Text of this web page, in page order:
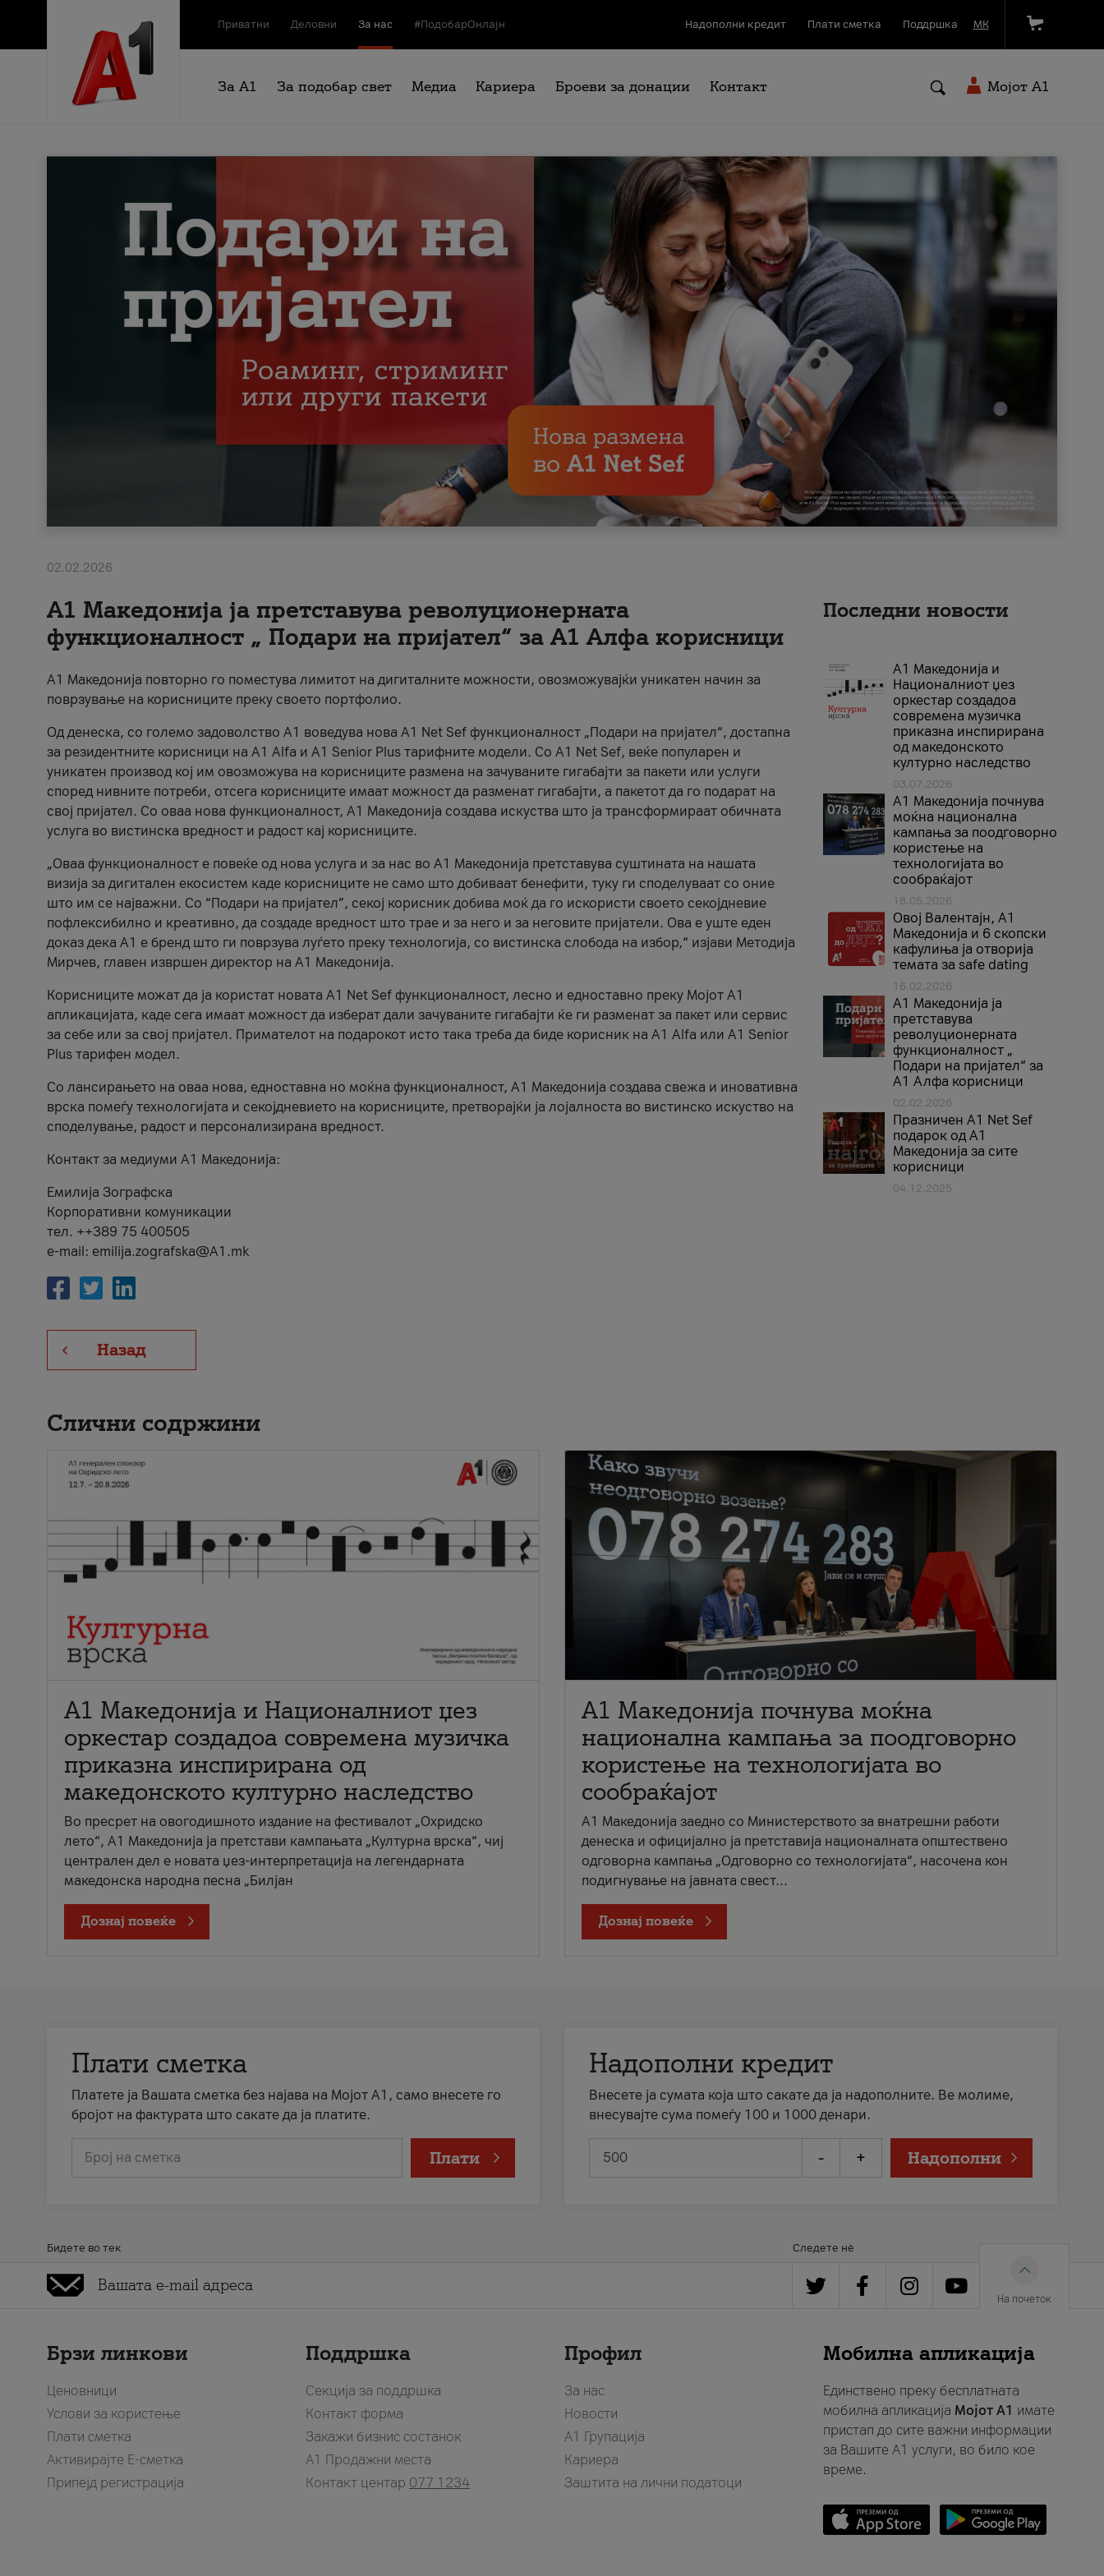
Приватни Деловни За нас #ПодобарОнлајн Надополни кредит Плати сметка Поддршка МК
За А1 За подобар свет Медиа Кариера Броеви за донации Контакт Мојот A1
02.02.2026
А1 Македонија ја претставува револуционерната
функционалност „ Подари на пријател“ за А1 Алфа корисници
А1 Македонија повторно го поместува лимитот на дигиталните можности, овозможувајќи уникатен начин за
поврзување на корисниците преку своето портфолио.
Од денеска, со големо задоволство А1 воведува нова A1 Net Sef функционалност „Подари на пријател“, достапна
за резидентните корисници на А1 Alfa и A1 Senior Plus тарифните модели. Со A1 Net Sef, веќе популарен и
уникатен производ кој им овозможува на корисниците размена на зачуваните гигабајти за пакети или услуги
според нивните потреби, отсега корисниците имаат можност да разменат гигабајти, а пакетот да го подарат на
свој пријател. Со оваа нова функционалност, А1 Македонија создава искуства што ја трансформираат обичната
услуга во вистинска вредност и радост кај корисниците.
„Оваа функционалност е повеќе од нова услуга и за нас во А1 Македонија претставува суштината на нашата
визија за дигитален екосистем каде корисниците не само што добиваат бенефити, туку ги споделуваат со оние
што им се најважни. Со “Подари на пријател”, секој корисник добива моќ да го искористи своето секојдневие
пофлексибилно и креативно, да создаде вредност што трае и за него и за неговите пријатели. Ова е уште еден
доказ дека А1 е бренд што ги поврзува луѓето преку технологија, со вистинска слобода на избор,“ изјави Методија
Мирчев, главен извршен директор на А1 Македонија.
Корисниците можат да ја користат новата А1 Net Sef функционалност, лесно и едноставно преку Мојот А1
апликацијата, каде сега имаат можност да изберат дали зачуваните гигабајти ќе ги разменат за пакет или сервис
за себе или за свој пријател. Примателот на подарокот исто така треба да биде корисник на А1 Alfa или A1 Senior
Plus тарифен модел.
Со лансирањето на оваа нова, едноставна но моќна функционалност, А1 Македонија создава свежа и иновативна
врска помеѓу технологијата и секојдневието на корисниците, претворајќи ја лојалноста во вистинско искуство на
споделување, радост и персонализирана вредност.
Контакт за медиуми А1 Македонија:
Емилија Зографска
Корпоративни комуникации
тел. ++389 75 400505
e-mail: emilija.zografska@A1.mk
Назад
Последни новости
А1 Македонија и
Националниот џез
оркестар создадоа
современа музичка
приказна инспирирана
од македонското
културно наследство
03.07.2026
A1 Македонија почнува
моќна национална
кампања за поодговорно
користење на
технологијата во
сообраќајот
18.05.2026
Овој Валентајн, A1
Македонија и 6 скопски
кафулиња ја отворија
темата за safe dating
16.02.2026
А1 Македонија ја
претставува
револуционерната
функционалност „
Подари на пријател“ за
А1 Алфа корисници
02.02.2026
Празничен A1 Net Sеf
подарок од А1
Македонија за сите
корисници
04.12.2025
Слични содржини
А1 Македонија и Националниот џез
оркестар создадоа современа музичка
приказна инспирирана од
македонското културно наследство
Во пресрет на овогодишното издание на фестивалот „Охридско
лето“, А1 Македонија ја претстави кампањата „Културна врска“, чиј
централен дел е новата џез-интерпретација на легендарната
македонска народна песна „Билјан
Дознај повеќе
A1 Македонија почнува моќна
национална кампања за поодговорно
користење на технологијата во
сообраќајот
A1 Македонија заедно со Министерството за внатрешни работи
денеска и официјално ја претставија националната општествено
одговорна кампања „Одговорно со технологијата“, насочена кон
подигнување на јавната свест...
Дознај повеќе
Плати сметка
Платете ја Вашата сметка без најава на Мојот А1, само внесете го
бројот на фактурата што сакате да ја платите.
Број на сметка Плати
Надополни кредит
Внесете ја сумата која што сакате да ја надополните. Ве молиме,
внесувајте сума помеѓу 100 и 1000 денари.
- + Надополни
Бидете во тек Следете нè
На почеток
Брзи линкови
Ценовници
Услови за користење
Плати сметка
Активирајте Е-сметка
Припејд регистрација
Поддршка
Секција за поддршка
Контакт форма
Закажи бизнис состанок
A1 Продажни места
Контакт центар 077 1234
Профил
За нас
Новости
А1 Групација
Кариера
Заштита на лични податоци
Мобилна апликација
Единствено преку бесплатната
мобилна апликација Мојот A1 имате
пристап до сите важни информации
за Вашите A1 услуги, во било кое
време.